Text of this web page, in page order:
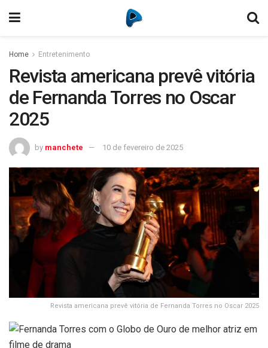
Home Entretenimento
Revista americana prevê vitória
de Fernanda Torres no Oscar
2025
by manchete 10 de fevereiro de 2025
Revista americana prevê vitória de Fernanda Torres no Oscar 2025